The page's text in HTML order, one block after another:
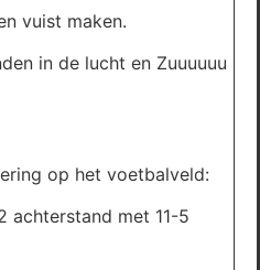
vuist maken.
in de lucht en Zuuuuuu
op het voetbalveld:
achterstand met 11-5